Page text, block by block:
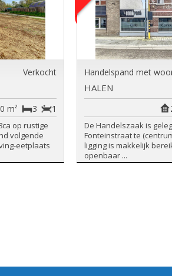
Verkocht
1
3
m²
op rustige
volgende
eetplaats
Handelspand met
HALEN
De Handelszaak is
Fonteinstraat te
ligging is makkelijk
openbaar ...